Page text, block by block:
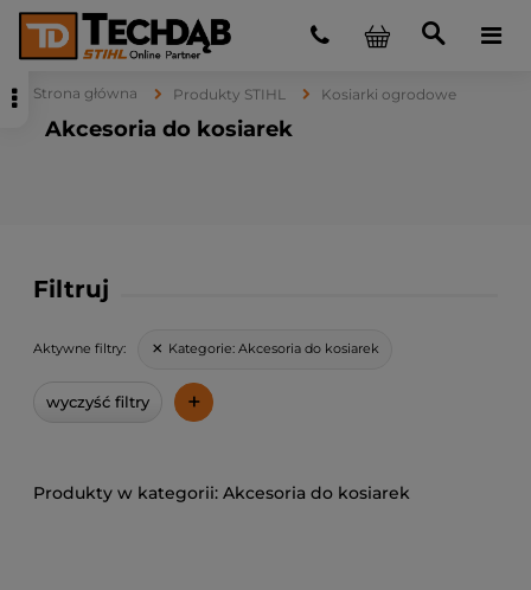
Strona główna Produkty STIHL Kosiarki ogrodowe
Akcesoria do kosiarek
Filtruj
Aktywne filtry: Kategorie: Akcesoria do kosiarek
wyczyść filtry +
Akcesoria do kosiarek